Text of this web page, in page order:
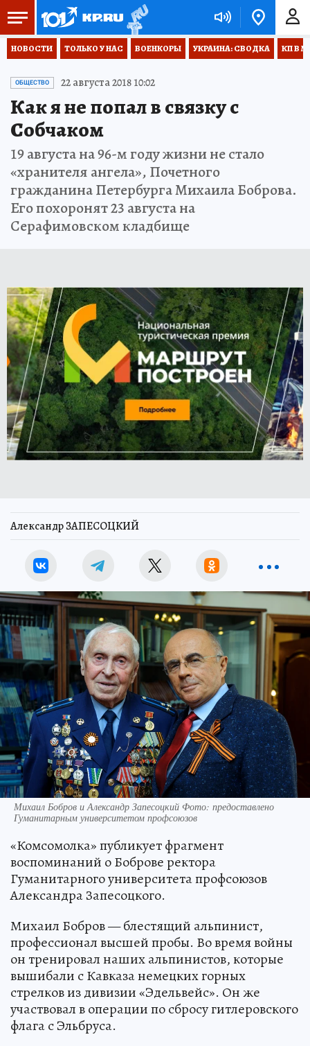
НОВОСТИ ТОЛЬКО У НАС ВОЕНКОРЫ УКРАИНА: СВОДКА КП В
ОБЩЕСТВО 22 августа 2018 10:02
Как я не попал в связку с
Собчаком
19 августа на 96-м году жизни не стало
«хранителя ангела», Почетного
гражданина Петербурга Михаила Боброва.
Его похоронят 23 августа на
Серафимовском кладбище
Александр ЗАПЕСОЦКИЙ
Михаил Бобров и Александр Запесоцкий Фото: предоставлено
Гуманитарным университетом профсоюзов
«Комсомолка» публикует фрагмент
воспоминаний о Боброве ректора
Гуманитарного университета профсоюзов
Александра Запесоцкого.
Михаил Бобров — блестящий альпинист,
профессионал высшей пробы. Во время войны
он тренировал наших альпинистов, которые
вышибали с Кавказа немецких горных
стрелков из дивизии «Эдельвейс». Он же
участвовал в операции по сбросу гитлеровского
флага с Эльбруса.